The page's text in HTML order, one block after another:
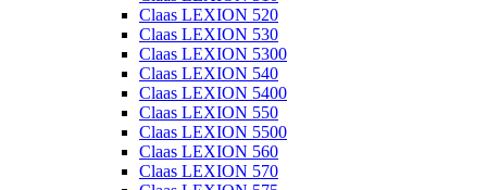
Claas LEXION 520
Claas LEXION 530
Claas LEXION 5300
Claas LEXION 540
Claas LEXION 5400
Claas LEXION 550
Claas LEXION 5500
Claas LEXION 560
Claas LEXION 570